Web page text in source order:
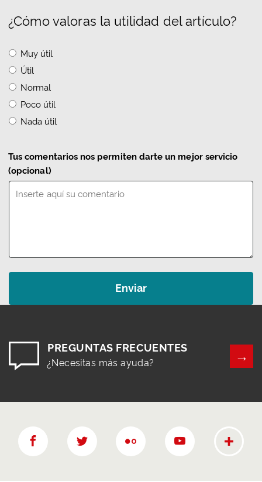
¿Cómo valoras la utilidad del artículo?
Muy útil
Útil
Normal
Poco útil
Nada útil
Tus comentarios nos permiten darte un mejor servicio
(opcional)
PREGUNTAS FRECUENTES
¿Necesitas más ayuda?
Más